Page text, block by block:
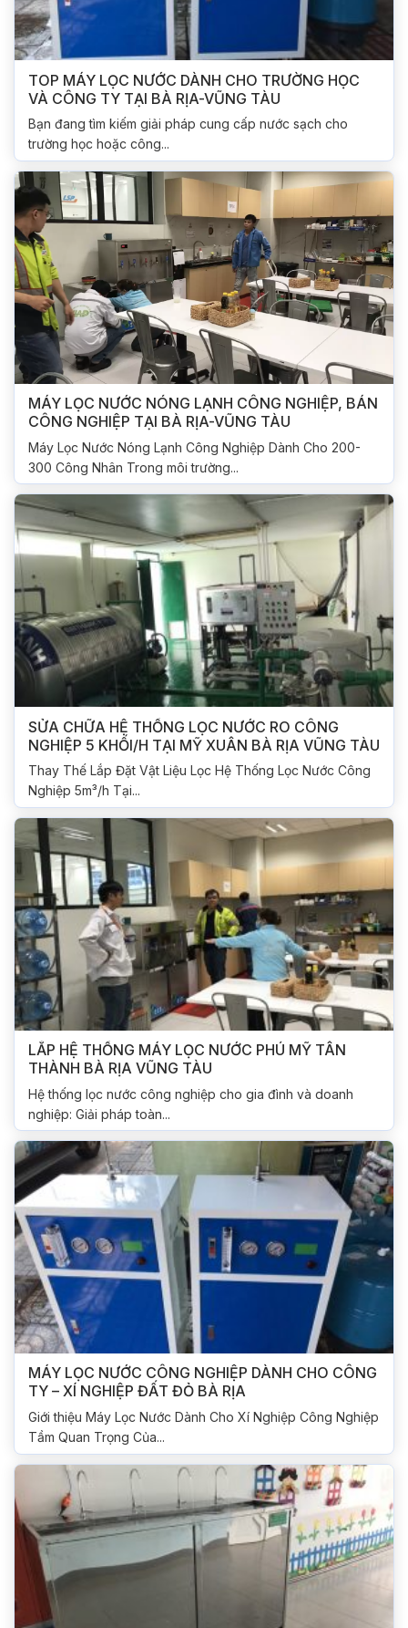
TOP MÁY LỌC NƯỚC DÀNH CHO TRƯỜNG HỌC
VÀ CÔNG TY TẠI BÀ RỊA-VŨNG TÀU
Bạn đang tìm kiếm giải pháp cung cấp nước sạch cho
trường học hoặc công...
MÁY LỌC NƯỚC NÓNG LẠNH CÔNG NGHIỆP, BÁN
CÔNG NGHIỆP TẠI BÀ RỊA-VŨNG TÀU
Máy Lọc Nước Nóng Lạnh Công Nghiệp Dành Cho 200-
300 Công Nhân Trong môi trường...
SỬA CHỮA HỆ THỐNG LỌC NƯỚC RO CÔNG
NGHIỆP 5 KHỐI/H TẠI MỸ XUÂN BÀ RỊA VŨNG TÀU
Thay Thế Lắp Đặt Vật Liệu Lọc Hệ Thống Lọc Nước Công
Nghiệp 5m³/h Tại...
LẮP HỆ THỐNG MÁY LỌC NƯỚC PHÚ MỸ TÂN
THÀNH BÀ RỊA VŨNG TÀU
Hệ thống lọc nước công nghiệp cho gia đình và doanh
nghiệp: Giải pháp toàn...
MÁY LỌC NƯỚC CÔNG NGHIỆP DÀNH CHO CÔNG
TY – XÍ NGHIỆP ĐẤT ĐỎ BÀ RỊA
Giới thiệu Máy Lọc Nước Dành Cho Xí Nghiệp Công Nghiệp
Tầm Quan Trọng Của...